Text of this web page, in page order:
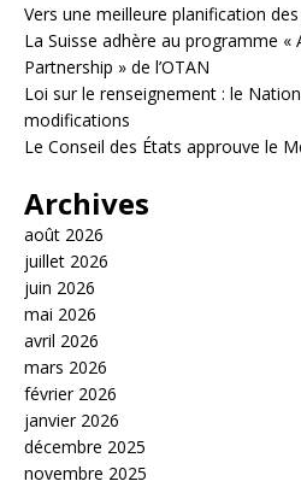
Vers une meilleure planification
La Suisse adhère au programme
Partnership » de l’OTAN
Loi sur le renseignement : le
modifications
Le Conseil des États approuve le
Archives
août 2026
juillet 2026
juin 2026
mai 2026
avril 2026
mars 2026
février 2026
janvier 2026
décembre 2025
novembre 2025